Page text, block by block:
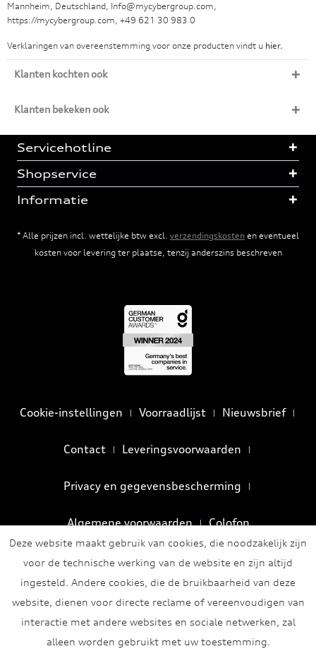
Mannheim, Deutschland, Info@mycybergroup.com,
https://mycybergroup.com, +49 621 30 983 0
Verklaringen van overeenstemming voor onze producten vindt u hier.
Klanten kochten ook
Klanten bekeken ook
Servicehotline
Shopservice
Informatie
* Alle prijzen incl. wettelijke btw excl. verzendingskosten en eventueel
kosten voor levering ter plaatse, tenzij anderszins beschreven
Cookie-instellingen Voorraadlijst Nieuwsbrief
Contact Leveringsvoorwaarden
Privacy en gegevensbescherming
Algemene voorwaarden Colofon
Deze website maakt gebruik van cookies, die noodzakelijk zijn
voor de technische werking van de website en zijn altijd
ingesteld. Andere cookies, die de bruikbaarheid van deze
website, dienen voor directe reclame of vereenvoudigen van
interactie met andere websites en sociale netwerken, zal
alleen worden gebruikt met uw toestemming.